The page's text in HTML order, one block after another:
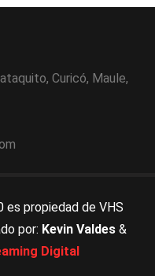
Curicó, Maule,
propiedad de VHS
por: Kevin Valdes &
Digital